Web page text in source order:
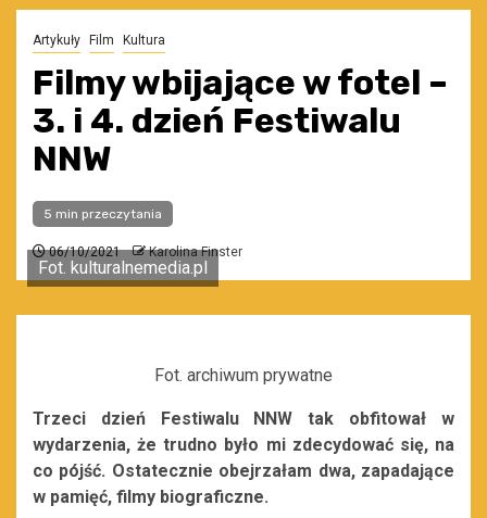
Artykuły Film Kultura
Filmy wbijające w fotel –
3. i 4. dzień Festiwalu
NNW
5 min przeczytania
06/10/2021 Karolina Finster
Fot. kulturalnemedia.pl
Fot. archiwum prywatne
Trzeci dzień Festiwalu NNW tak obfitował w
wydarzenia, że trudno było mi zdecydować się, na
co pójść. Ostatecznie obejrzałam dwa, zapadające
w pamięć, filmy biograficzne.